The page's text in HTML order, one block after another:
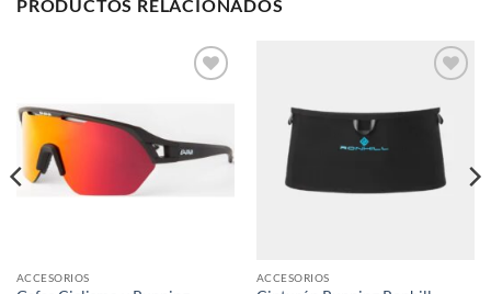
PRODUCTOS RELACIONADOS
ACCESORIOS
wishlist
ACCESORIOS